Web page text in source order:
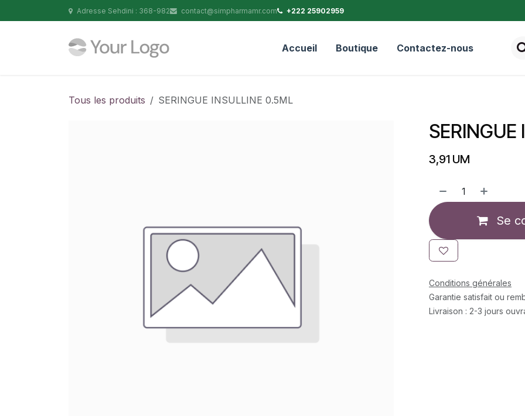
Se rendre au contenuAdresse Sehdini : 368-982 contact@simpharmamr.com +222 25902959
Accueil Boutique Contactez-nous
Tous les produits SERINGUE INSULLINE 0.5ML
3,91 UM
Se
Conditions générales
Garantie satisfait ou
Livraison : 2-3 jours